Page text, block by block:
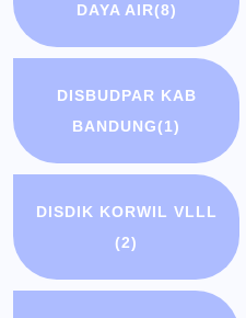
DAYA AIR(8)
DISBUDPAR KAB
BANDUNG(1)
DISDIK KORWIL VLLL
(2)